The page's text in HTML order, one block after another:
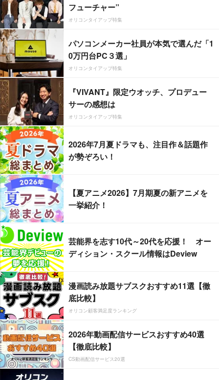
フューチャー”
オリコンタイアップ特集
パソコンメーカー社員が本気で選んだ「1
0万円台PC３選」
オリコンタイアップ特集
『VIVANT』限定ウオッチ、プロデュー
サーの感想は
オリコンタイアップ特集
2026年7月夏ドラマも、注目作＆話題作
が勢ぞろい！
【夏アニメ2026】7月期夏の新アニメを
一挙紹介！
芸能界を志す10代～20代を応援！ オー
ディション・スクール情報はDeview
漫画読み放題サブスクおすすめ11選【徹
底比較】
オリコン顧客満足度ランキング
2026年動画配信サービスおすすめ40選
【徹底比較】
CS動画配信サービス20選